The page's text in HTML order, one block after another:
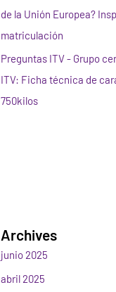
de la Unión Europea?
matriculación
Preguntas ITV - Grupo
ITV: Ficha técnica de
750kilos
Archives
junio 2025
abril 2025